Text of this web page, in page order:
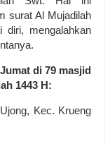
surat Al Mujadilah
mengalahkan
di 79 masjid
1443 H:
Kec. Krueng